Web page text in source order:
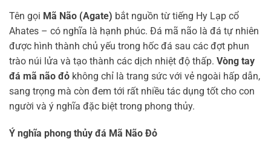
Tên gọi Mã Não (Agate) bắt nguồn từ tiếng Hy Lạp cổ
Ahates – có nghĩa là hạnh phúc. Đá mã não là đá tự nhiên
được hình thành chủ yếu trong hốc đá sau các đợt phun
trào núi lửa và tạo thành các dịch nhiệt độ thấp. Vòng tay
đá mã não đỏ không chỉ là trang sức với vẻ ngoài hấp dẫn,
sang trọng mà còn đem tới rất nhiều tác dụng tốt cho con
người và ý nghĩa đặc biệt trong phong thủy.
Ý nghĩa phong thủy đá Mã Não Đỏ